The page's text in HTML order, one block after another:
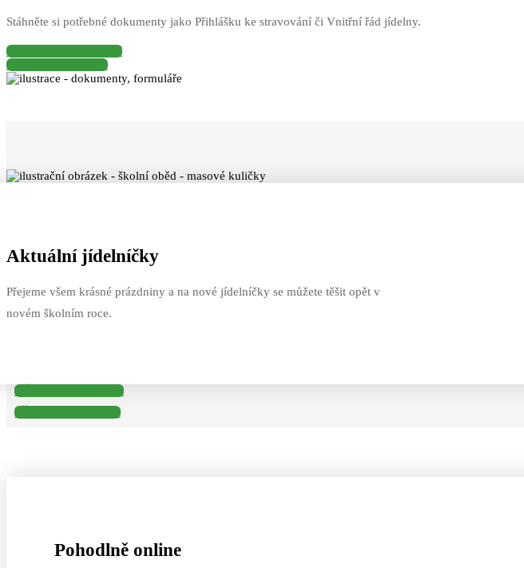
Stáhněte si potřebné dokumenty jako Přihlášku ke stravování či Vnitřní řád jídelny.
Přihláška ke stravování
Provozní řád jídelny
Aktuální jídelníčky
Přejeme všem krásné prázdniny a na nové jídelníčky se můžete těšit opět v
novém školním roce.
MŠ | 22. - 26. 6. 2026
ZŠ | 22. - 26. 6. 2026
Pohodlně online